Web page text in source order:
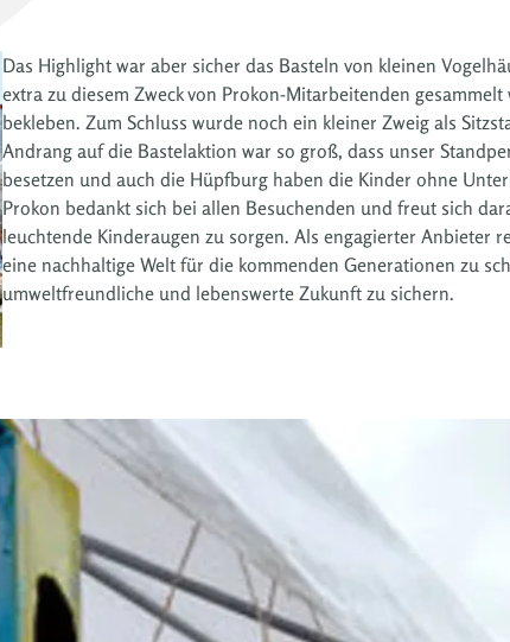
Das Highlight war aber sicher das Basteln von kleinen
extra zu diesem Zweck von Prokon-Mitarbeitenden
bekleben. Zum Schluss wurde noch ein kleiner Zweig als
Andrang auf die Bastelaktion war so groß, dass unser
besetzen und auch die Hüpfburg haben die Kinder ohne
Prokon bedankt sich bei allen Besuchenden und freut sich
leuchtende Kinderaugen zu sorgen. Als engagierter Anbieter
eine nachhaltige Welt für die kommenden Generationen zu
umweltfreundliche und lebenswerte Zukunft zu sichern.